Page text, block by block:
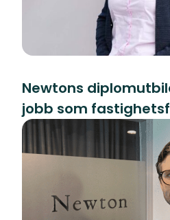
Newtons
jobb som